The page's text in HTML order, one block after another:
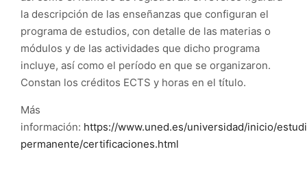
la descripción de las enseñanzas que configuran el
programa de estudios, con detalle de las materias o
módulos y de las actividades que dicho programa
incluye, así como el período en que se organizaron.
Constan los créditos ECTS y horas en el título.
Más
información: https://www.uned.es/universidad/inicio/
permanente/certificaciones.html